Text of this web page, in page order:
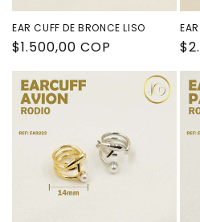
:
EAR CUFF DE BRONCE LISO
Precio
habitual
$1.500,00 COP